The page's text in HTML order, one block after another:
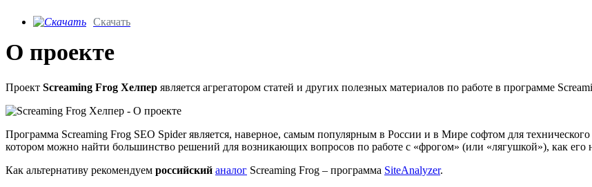
Скачать
О проекте
Проект Screaming Frog Хелпер является агрегатором статей и других полезных материалов по работе в программе
Программа Screaming Frog SEO Spider является, наверное, самым популярным в России и в Мире софтом для
котором можно найти большинство решений для возникающих вопросов по работе с «фрогом» (или «лягушкой»), как его
Как альтернативу рекомендуем российский аналог Screaming Frog – программа SiteAnalyzer.